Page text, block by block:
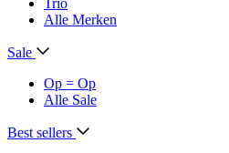
Trio
Alle Merken
Sale
Op = Op
Alle Sale
Best sellers